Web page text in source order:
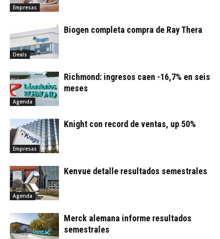
Empresas
Deals
Biogen completa compra de Ray Thera
Agenda
Richmond: ingresos caen -16,7% en seis
meses
Empresas
Knight con record de ventas, up 50%
Agenda
Kenvue detalle resultados semestrales
Merck alemana informe resultados
semestrales